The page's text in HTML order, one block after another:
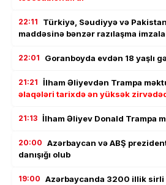
22:11
Türkiyə, Səudiyyə və
maddəsinə bənzər razılaşma
22:01 Goranboyda evdən 18 yaşlı
21:21 İlham Əliyevdən Trampa
əlaqələri tarixdə ən yüksək
21:13 İlham Əliyev Donald Trampa
20:00 Azərbaycan və ABŞ
danışığı olub
19:00 Azərbaycanda 3200 illik sirli